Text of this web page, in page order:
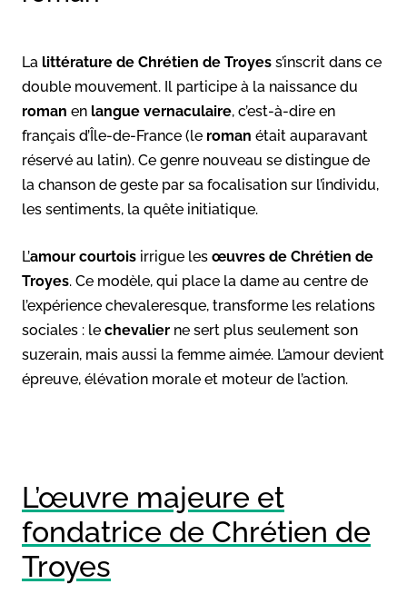
La littérature de Chrétien de Troyes s’inscrit dans ce
double mouvement. Il participe à la naissance du
roman en langue vernaculaire, c’est-à-dire en
français d’Île-de-France (le roman était auparavant
réservé au latin). Ce genre nouveau se distingue de
la chanson de geste par sa focalisation sur l’individu,
les sentiments, la quête initiatique.
L’amour courtois irrigue les œuvres de Chrétien de
Troyes. Ce modèle, qui place la dame au centre de
l’expérience chevaleresque, transforme les relations
sociales : le chevalier ne sert plus seulement son
suzerain, mais aussi la femme aimée. L’amour devient
épreuve, élévation morale et moteur de l’action.
L’œuvre majeure et
fondatrice de Chrétien de
Troyes